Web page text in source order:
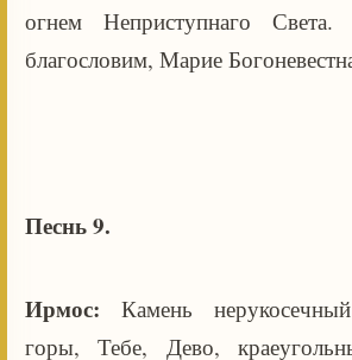
огнем Неприступнаго
благословим, Марие
Песнь 9.
Ирмос:Камень
горы, Тебе, Дево,